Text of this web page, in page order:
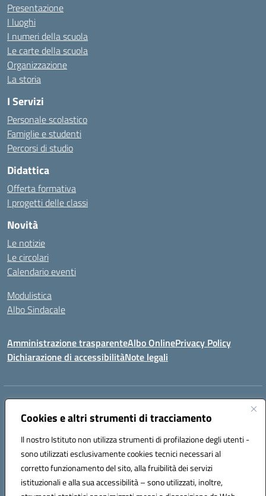
Cookies e altri strumenti di tracciamento
Il nostro Istituto non utilizza strumenti di profilazione degli utenti -
sono utilizzati esclusivamente cookies tecnici necessari al
corretto funzionamento del sito, alla fruibilità dei servizi
istituzionali e alla sua accessibilità – sono utilizzati, inoltre,
Presentazione
I luoghi
I numeri della scuola
Le carte della scuola
Organizzazione
La storia
I Servizi
Personale scolastico
Famiglie e studenti
Percorsi di studio
Didattica
Offerta formativa
I progetti delle classi
Novità
Le notizie
Le circolari
Calendario eventi
Modulistica
Albo Sindacale
Amministrazione trasparenteAlbo OnlinePrivacy Policy
Dichiarazione di accessibilitàNote legali
Indirizzo:
Centralino:0994722507 Email:TAIC873006@istruzione.it
Codice fiscale: 90279480736
Codice meccanografico:
TAIC873006
Codice unico di fatturazione (CUF): 488XBQ